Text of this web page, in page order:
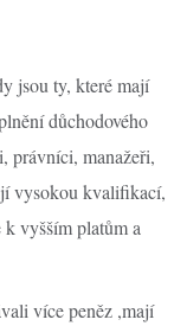
jsou ty, které mají
důchodového
právníci, manažeři,
vysokou kvalifikací,
vyšším platům a
více peněz ,mají